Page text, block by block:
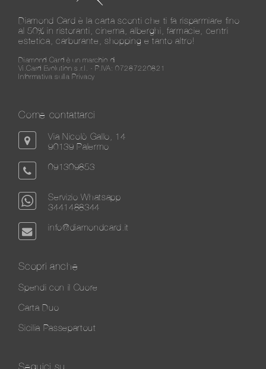
Diamond Card è la carta sconti che ti fa risparmiare fino
al 50% in ristoranti, cinema, alberghi, farmacie, centri
estetica, carburante, shopping e tanto altro!
Diamond Card è un marchio di
Vi.Card Evolution s.r.l. - P.IVA: 07287220821
Informativa sulla Privacy
Come contattarci
Via Nicolò Gallo, 14
90139 Palermo
091309853
Servizio Whatsapp
3441488344
info@diamondcard.it
Scopri anche
Spendi con il Cuore
Carta Duo
Sicilia Passepartout